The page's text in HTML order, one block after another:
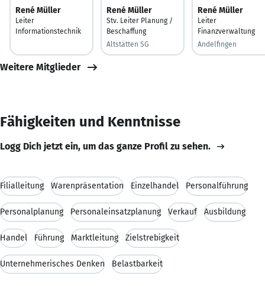
René Müller
Leiter
Informationstechnik
René Müller
Stv. Leiter Planung /
Beschaffung
Altstätten SG
René Müller
Leiter
Finanzverwaltung
Andelfingen
Weitere Mitglieder
Fähigkeiten und Kenntnisse
Logg Dich jetzt ein, um das ganze Profil zu sehen.
Filialleitung Warenpräsentation Einzelhandel Personalführung
Personalplanung Personaleinsatzplanung Verkauf Ausbildung
Handel Führung Marktleitung Zielstrebigkeit
Unternehmerisches Denken Belastbarkeit